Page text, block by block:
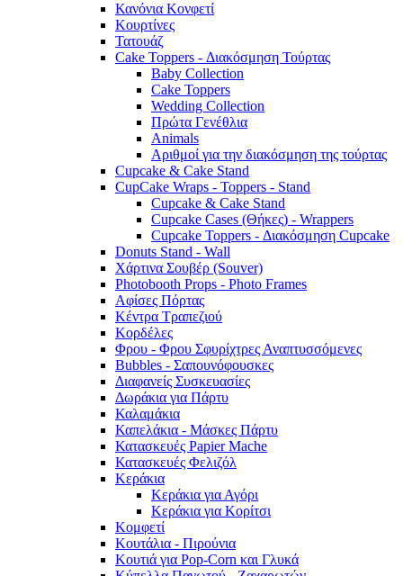
Κανόνια Κονφετί
Κουρτίνες
Τατουάζ
Cake Toppers - Διακόσμηση Τούρτας
Baby Collection
Cake Toppers
Wedding Collection
Πρώτα Γενέθλια
Animals
Αριθμοί για την διακόσμηση της τούρτας
Cupcake & Cake Stand
CupCake Wraps - Toppers - Stand
Cupcake & Cake Stand
Cupcake Cases (Θήκες) - Wrappers
Cupcake Toppers - Διακόσμηση Cupcake
Donuts Stand - Wall
Χάρτινα Σουβέρ (Souver)
Photobooth Props - Photo Frames
Αφίσες Πόρτας
Κέντρα Τραπεζιού
Κορδέλες
Φρου - Φρου Σφυρίχτρες Αναπτυσσόμενες
Bubbles - Σαπουνόφουσκες
Διαφανείς Συσκευασίες
Δωράκια για Πάρτυ
Καλαμάκια
Καπελάκια - Μάσκες Πάρτυ
Κατασκευές Papier Mache
Κατασκευές Φελιζόλ
Κεράκια
Κεράκια για Αγόρι
Κεράκια για Κορίτσι
Κομφετί
Κουτάλια - Πιρούνια
Κουτιά για Pop-Corn και Γλυκά